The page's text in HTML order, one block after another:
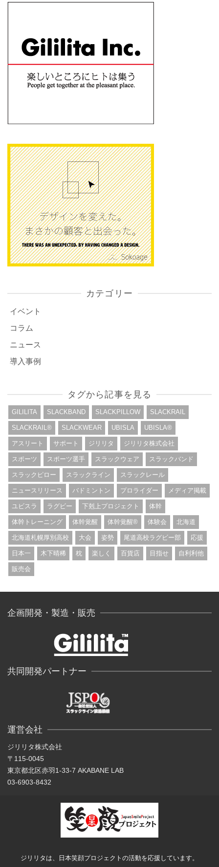
カテゴリー
イベント
コラム
ニュース
導入事例
タグから記事を見る
GILILITA SLACKBAND SLACKPILLOW SLACKRAIL
SLACKRAIL®︎ SLACKWEAR UBISLA UBISLA®︎
アスリート サポート ジリリタ ジリリタ株式会社
スポーツ スポーツ選手 スラックウェア スラックバンド
スラックピロー スラックライン スラックレール
ニュースリリース バドミントン プロライダー メディア掲載
ユビスラ ラグビー 下剋上プロジェクト 体幹
体幹トレーニング 体幹覚醒 体幹覚醒®︎ 体験会 北海道
北海道札幌厚別高校 大会 姿勢 尾道高校ラグビー部 応援
日本一 木下晴稀 枕 楽しく 百貨店 目指せ 自利利他
販売会
企画開発・製造・販売
共同開発パートナー
運営会社
ジリリタ株式会社
〒115-0045
東京都北区赤羽1-33-7 AKABANE LAB
03-6903-8432
ジリリタは、日本笑顔プロジェクトの活動を応援しています。